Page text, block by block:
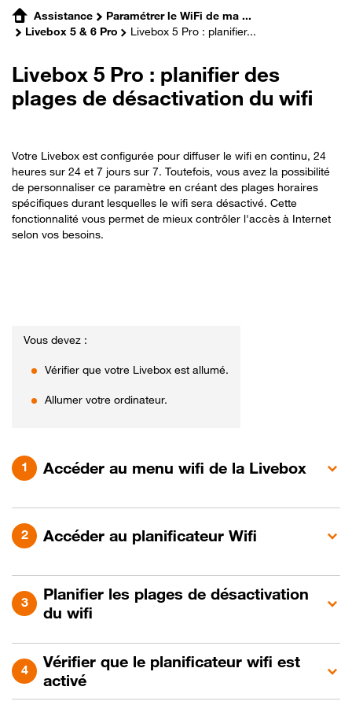
Assistance
Paramétrer le WiFi de ma ...
Livebox 5 & 6 Pro
Livebox 5 Pro : planifier...
Livebox 5 Pro : planifier des
plages de désactivation du wifi
Votre Livebox est configurée pour diffuser le wifi en continu, 24
heures sur 24 et 7 jours sur 7. Toutefois, vous avez la possibilité
de personnaliser ce paramètre en créant des plages horaires
spécifiques durant lesquelles le wifi sera désactivé. Cette
fonctionnalité vous permet de mieux contrôler l'accès à Internet
selon vos besoins.
Vous devez :
Vérifier que votre Livebox est allumé.
Allumer votre ordinateur.
Accéder au menu wifi de la Livebox
Accéder au planificateur Wifi
Planifier les plages de désactivation
du wifi
Vérifier que le planificateur wifi est
activé